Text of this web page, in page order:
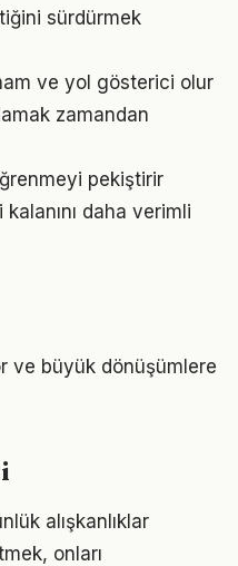
sürdürmek
ve yol gösterici olur
zamandan
pekiştirir
daha verimli
ve büyük dönüşümlere
alışkanlıklar
onları